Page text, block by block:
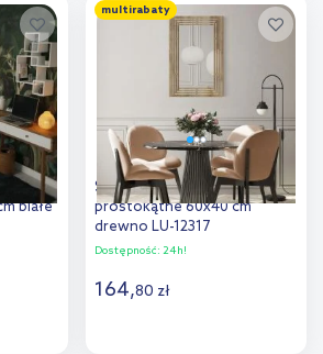
Dodaj do
porównania
białe
multirabaty
Styler Ornament Irene lustro
prostokątne 60x40 cm
drewno LU-12317
Dostępność: 24h!
164,80 zł